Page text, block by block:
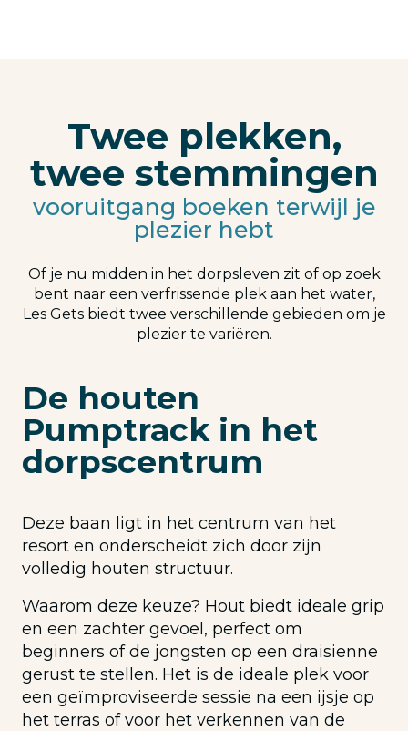
Twee plekken,
twee stemmingen
vooruitgang boeken terwijl je
plezier hebt
Of je nu midden in het dorpsleven zit of op zoek
bent naar een verfrissende plek aan het water,
Les Gets biedt twee verschillende gebieden om je
plezier te variëren.
De houten
Pumptrack in het
dorpscentrum
Deze baan ligt in het centrum van het
resort en onderscheidt zich door zijn
volledig houten structuur.
Waarom deze keuze? Hout biedt ideale grip
en een zachter gevoel, perfect om
beginners of de jongsten op een draisienne
gerust te stellen. Het is de ideale plek voor
een geïmproviseerde sessie na een ijsje op
het terras of voor het verkennen van de